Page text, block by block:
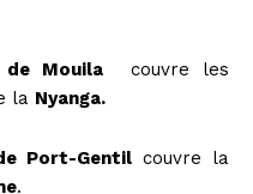
de Mouilacouvre les
la Nyanga.
Port-Gentil couvre la
.